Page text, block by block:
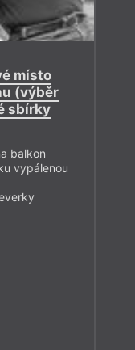
místo
(výběr
sbírky
balkon
vypálenou